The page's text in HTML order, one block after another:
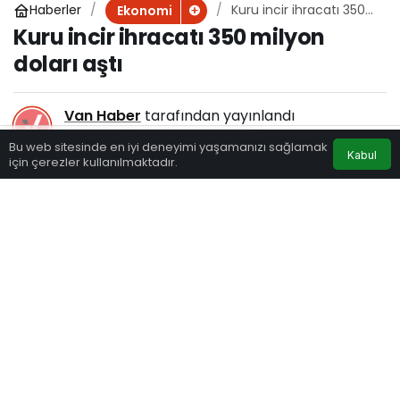
Haberler Ekonomi
Kuru incir ihracatı 350
milyon doları aştı
Kuru incir ihracatı 350 milyon
doları aştı
Van Haber tarafından yayınlandı
5 Eylül 2025, 12:11yayınlandı
140
Bu web sitesinde en iyi deneyimi yaşamanızı sağlamak
için çerezler kullanılmaktadır.
Kabul
Anasayfa Eczaneler Hava Durumu